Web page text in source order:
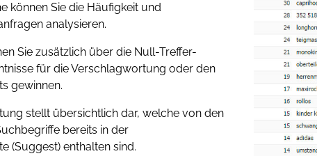
können Sie die Häufigkeit und
analysieren.
Sie zusätzlich über die Null-Treffer-
für die Verschlagwortung oder den
gewinnen.
stellt übersichtlich dar, welche von den
bereits in der
(Suggest) enthalten sind.